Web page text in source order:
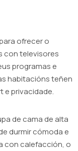
ofrecer o
con televisores
programas e
habitacións teñen
e privacidade.
de cama de alta
durmir cómoda e
con calefacción, o